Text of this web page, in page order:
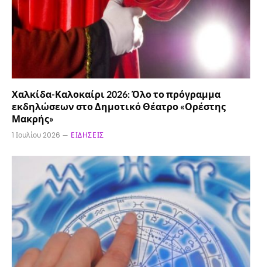
Χαλκίδα-Καλοκαίρι 2026: Όλο το πρόγραμμα
εκδηλώσεων στο Δημοτικό Θέατρο «Ορέστης
Μακρής»
1 Ιουλίου 2026 ΕΙΔΉΣΕΙΣ